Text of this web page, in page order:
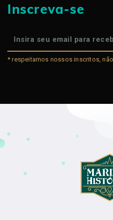
Inscreva-se
* respeitamos nossos inscritos,